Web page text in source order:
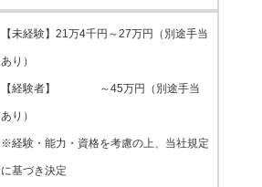
【未経験】21万4千円～27万円（別途手当
あり）
【経験者】 ～45万円（別途手当
あり）
※経験・能力・資格を考慮の上、当社規定
に基づき決定